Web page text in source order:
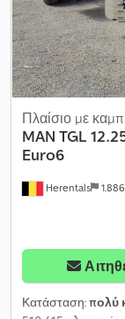
Herentals
Πλαίσιο με
MAN TGL
Euro6
Κατάσταση:πολύ